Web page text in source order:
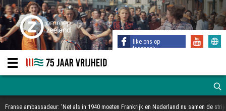
like ons op
facebook
Franse ambassadeur: 'Net als in 1940 moeten Frankrijk en Nederland nu samen de